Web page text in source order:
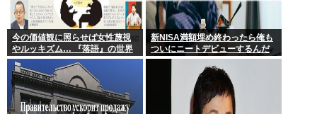
今の価値観に照らせば女性蔑視
やルッキズム… 『落語』の世界
もセリフ変更や改作、現代にふ
さわしい表現模索の動き
新NISA満額埋め終わったら俺も
ついにニートデビューするんだ
がアドバイスある?